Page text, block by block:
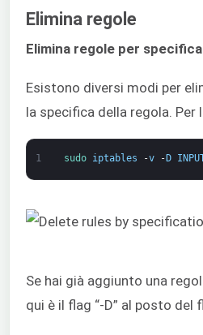
Elimina regole
Elimina regole per specifica
Esistono diversi modi per
la specifica della regola.
1 sudo iptables -v - D
Se hai già aggiunto una
qui è il flag “-D” al posto del